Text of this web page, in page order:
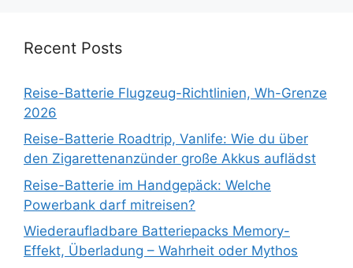
Recent Posts
Reise-Batterie Flugzeug-Richtlinien, Wh-Grenze
2026
Reise-Batterie Roadtrip, Vanlife: Wie du über
den Zigarettenanzünder große Akkus auflädst
Reise-Batterie im Handgepäck: Welche
Powerbank darf mitreisen?
Wiederaufladbare Batteriepacks Memory-
Effekt, Überladung – Wahrheit oder Mythos